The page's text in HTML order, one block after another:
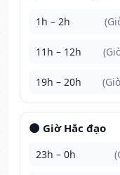
1h – 2h
11h – 12h
19h – 20h
🌑 Giờ Hắc đạo
23h – 0h